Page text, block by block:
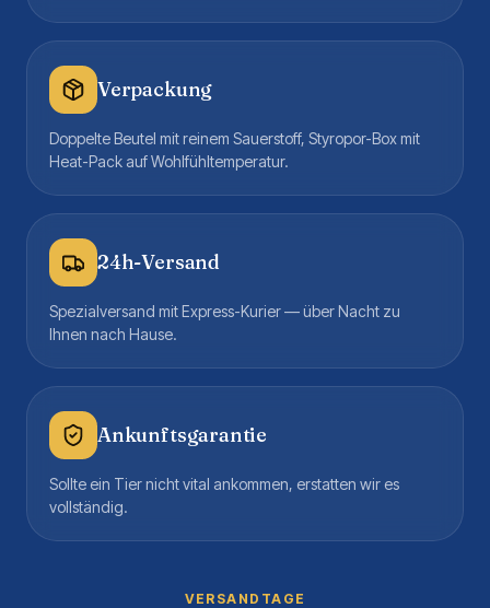
Verpackung
Doppelte Beutel mit reinem Sauerstoff, Styropor-Box mit
Heat-Pack auf Wohlfühltemperatur.
24h-Versand
Spezialversand mit Express-Kurier — über Nacht zu
Ihnen nach Hause.
Ankunftsgarantie
Sollte ein Tier nicht vital ankommen, erstatten wir es
vollständig.
VERSANDTAGE